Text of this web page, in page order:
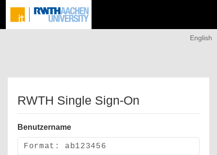
English
RWTH Single Sign-On
Benutzername